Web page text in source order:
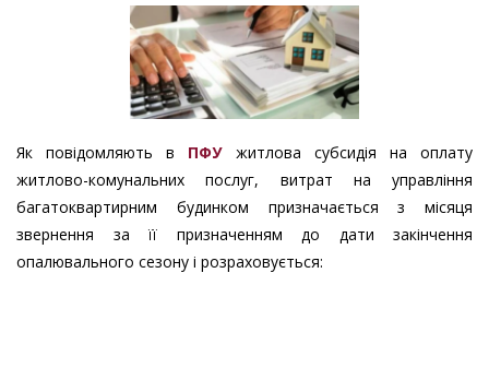
Як повідомляють в ПФУжитлова субсидія на оплату
житлово-комунальних послуг, витрат на управління
багатоквартирним будинком призначається з місяця
звернення за її призначенням до дати закінчення
опалювального сезону і розраховується: